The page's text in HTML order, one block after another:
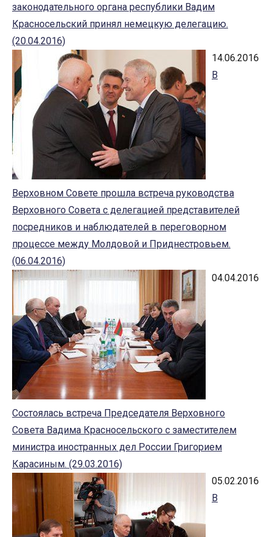
законодательного органа республики Вадим
Красносельский принял немецкую делегацию.
(20.04.2016)
14.06.2016
В
Верховном Совете прошла встреча руководства
Верховного Совета с делегацией представителей
посредников и наблюдателей в переговорном
процессе между Молдовой и Приднестровьем.
(06.04.2016)
04.04.2016
Состоялась встреча Председателя Верховного
Совета Вадима Красносельского с заместителем
министра иностранных дел России Григорием
Карасиным. (29.03.2016)
05.02.2016
В